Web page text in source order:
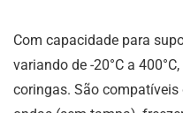
Com capacidade para
variando de -20°C a
coringas. São